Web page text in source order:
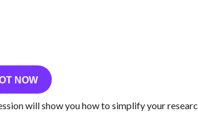
NOW
will show you how to simplify your